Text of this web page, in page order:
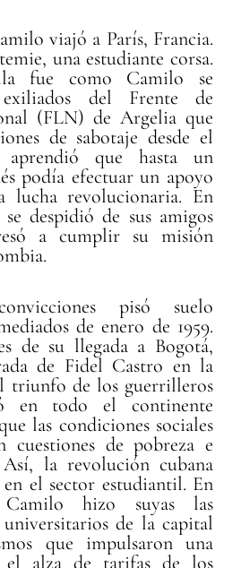
viajó a París, Francia.
una estudiante corsa.
fue como Camilo se
del Frente de
(FLN) de Argelia que
de sabotaje desde el
que hasta un
podía efectuar un apoyo
lucha revolucionaria. En
despidió de sus amigos
a cumplir su misión
pisó suelo
de enero de 1959.
de su llegada a Bogotá,
de Fidel Castro en la
triunfo de los guerrilleros
en todo el continente
las condiciones sociales
cuestiones de pobreza e
la revolución cubana
el sector estudiantil. En
hizo suyas las
universitarios de la capital
que impulsaron una
el alza de tarifas de los